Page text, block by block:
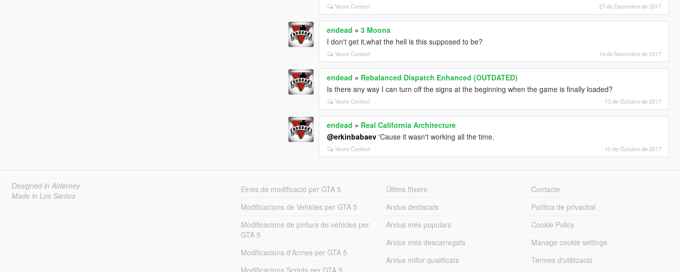
Veure Context 27 de Desembre de 2017
endead »3 Moons
I don't get it,what the hell is this supposed to be?
Veure Context 14 de Novembre de 2017
endead » Rebalanced Dispatch Enhanced (OUTDATED)
Is there any way I can turn off the signs at the beginning when the game is finally loaded?
Veure Context 13 de Octubre de 2017
endead » Real California Architecture
@erkinbabaev 'Cause it wasn't working all the time.
Veure Context 10 de Octubre de 2017
Designed in Alderney
Made in Los Santos
Eines de modificació per GTA 5
Modificacions de Vehicles per GTA 5
Modificacions de pintura de vehicles per
GTA 5
Modificacions d'Armes per GTA 5
Últims fitxers
Arxius destacats
Arxius més populars
Arxius més descarregats
Arxius millor qualificats
Contacte
Política de privacitat
Cookie Policy
Manage cookie settings
Termes d'utilització